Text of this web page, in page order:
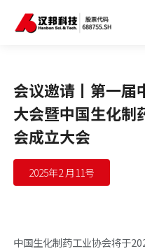
会议邀请丨第一届
大会暨中国生化制
会成立大会
2025年2 月11号
中国生化制药工业协会将于